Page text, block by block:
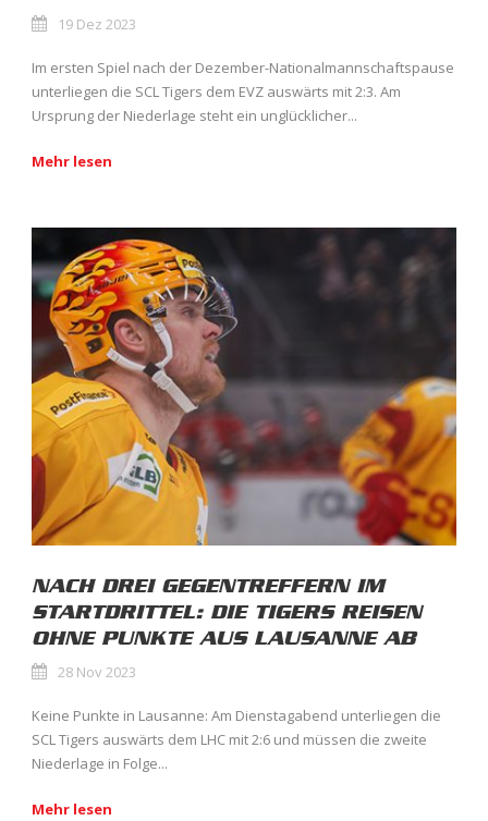
19 Dez 2023
Im ersten Spiel nach der Dezember-Nationalmannschaftspause
unterliegen die SCL Tigers dem EVZ auswärts mit 2:3. Am
Ursprung der Niederlage steht ein unglücklicher...
Mehr lesen
NACH DREI GEGENTREFFERN IM
STARTDRITTEL: DIE TIGERS REISEN
OHNE PUNKTE AUS LAUSANNE AB
28 Nov 2023
Keine Punkte in Lausanne: Am Dienstagabend unterliegen die
SCL Tigers auswärts dem LHC mit 2:6 und müssen die zweite
Niederlage in Folge...
Mehr lesen